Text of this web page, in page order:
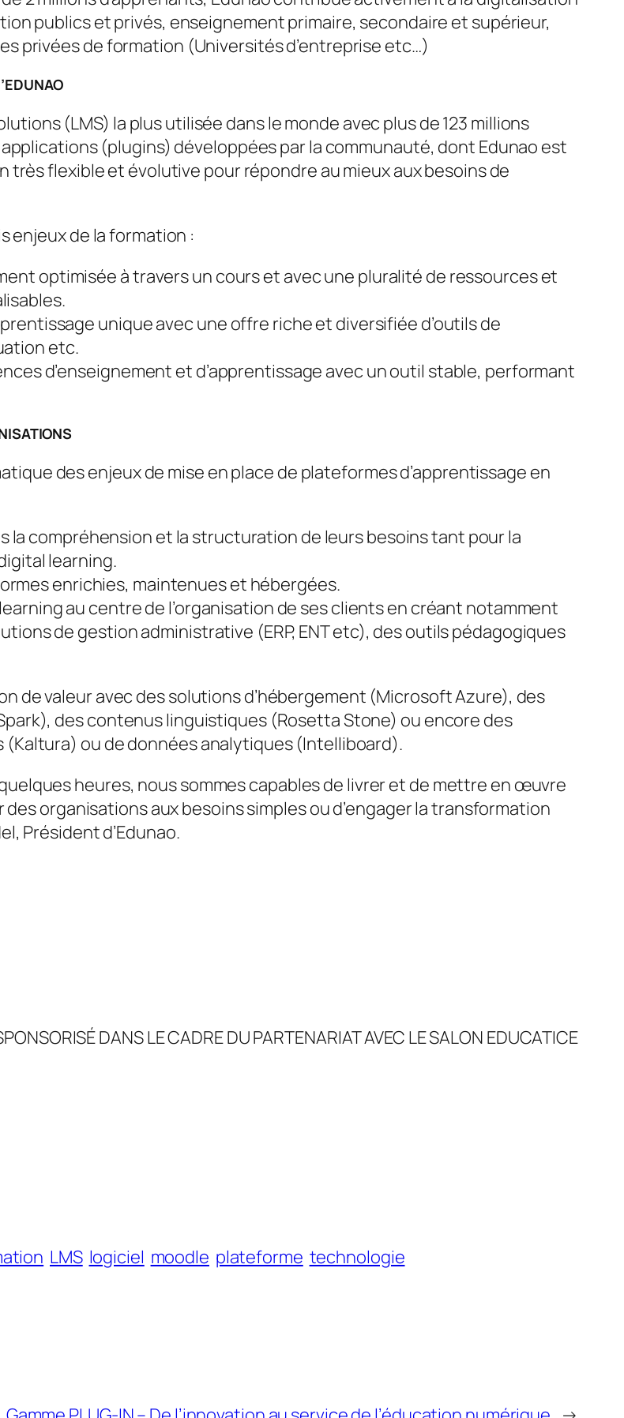
publics et privés, enseignement primaire, secondaire et supérieur,
privées de formation (Universités d’entreprise etc…)
(LMS) la plus utilisée dans le monde avec plus de 123 millions
(plugins) développées par la communauté, dont Edunao est
flexible et évolutive pour répondre au mieux aux besoins de
enjeux de la formation :
optimisée à travers un cours et avec une pluralité de ressources et
unique avec une offre riche et diversifiée d’outils de
etc.
d’enseignement et d’apprentissage avec un outil stable, performant
des enjeux de mise en place de plateformes d’apprentissage en
la compréhension et la structuration de leurs besoins tant pour la
learning.
enrichies, maintenues et hébergées.
au centre de l’organisation de ses clients en créant notamment
de gestion administrative (ERP, ENT etc), des outils pédagogiques
de valeur avec des solutions d’hébergement (Microsoft Azure), des
des contenus linguistiques (Rosetta Stone) ou encore des
ou de données analytiques (Intelliboard).
heures, nous sommes capables de livrer et de mettre enœuvre
organisations aux besoins simples ou d’engager la transformation
Président d’Edunao.
DANS LE CADRE DU PARTENARIAT AVEC LE SALON EDUCATICE
LMS logiciel moodle plateforme technologie